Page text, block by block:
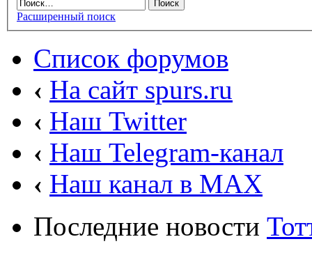
Расширенный поиск
Список форумов
‹ На сайт spurs.ru
‹ Наш Twitter
‹ Наш Telegram-канал
‹ Наш канал в MAX
Последние новости